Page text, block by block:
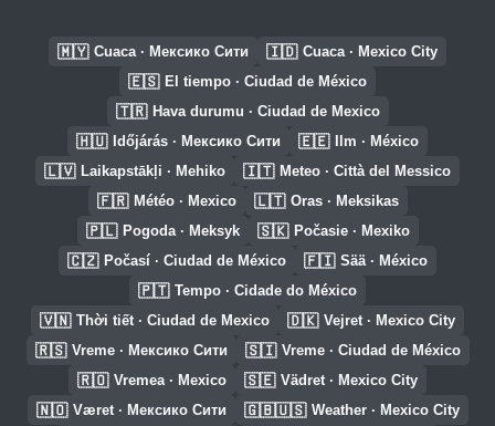
🇲🇾 Cuaca · Мексико Сити 🇮🇩 Cuaca · Mexico City
🇪🇸 El tiempo · Ciudad de México
🇹🇷 Hava durumu · Ciudad de Mexico
🇭🇺 Időjárás · Мексико Сити 🇪🇪 Ilm · México
🇱🇻 Laikapstākļi · Mehiko 🇮🇹 Meteo · Città del Messico
🇫🇷 Météo · Mexico 🇱🇹 Oras · Meksikas
🇵🇱 Pogoda · Meksyk 🇸🇰 Počasie · Mexiko
🇨🇿 Počasí · Ciudad de México 🇫🇮 Sää · México
🇵🇹 Tempo · Cidade do México
🇻🇳 Thời tiết · Ciudad de Mexico 🇩🇰 Vejret · Mexico City
🇷🇸 Vreme · Мексико Сити 🇸🇮 Vreme · Ciudad de México
🇷🇴 Vremea · Mexico 🇸🇪 Vädret · Mexico City
🇳🇴 Været · Мексико Сити 🇬🇧🇺🇸 Weather · Mexico City